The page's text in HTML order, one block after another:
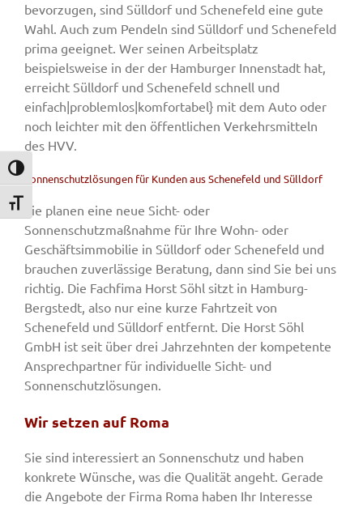
Umschalten auf hohe Kontraste
Schrift vergrößern
bevorzugen, sind Sülldorf und Schenefeld eine gute
Wahl. Auch zum Pendeln sind Sülldorf und Schenefeld
prima geeignet. Wer seinen Arbeitsplatz
beispielsweise in der der Hamburger Innenstadt hat,
erreicht Sülldorf und Schenefeld schnell und
einfach|problemlos|komfortabel} mit dem Auto oder
noch leichter mit den öffentlichen Verkehrsmitteln
des HVV.
Sonnenschutzlösungen für Kunden aus Schenefeld und Sülldorf
Sie planen eine neue Sicht- oder
Sonnenschutzmaßnahme für Ihre Wohn- oder
Geschäftsimmobilie in Sülldorf oder Schenefeld und
brauchen zuverlässige Beratung, dann sind Sie bei uns
richtig. Die Fachfima Horst Söhl sitzt in Hamburg-
Bergstedt, also nur eine kurze Fahrtzeit von
Schenefeld und Sülldorf entfernt. Die Horst Söhl
GmbH ist seit über drei Jahrzehnten der kompetente
Ansprechpartner für individuelle Sicht- und
Sonnenschutzlösungen.
Wir setzen auf Roma
Sie sind interessiert an Sonnenschutz und haben
konkrete Wünsche, was die Qualität angeht. Gerade
die Angebote der Firma Roma haben Ihr Interesse